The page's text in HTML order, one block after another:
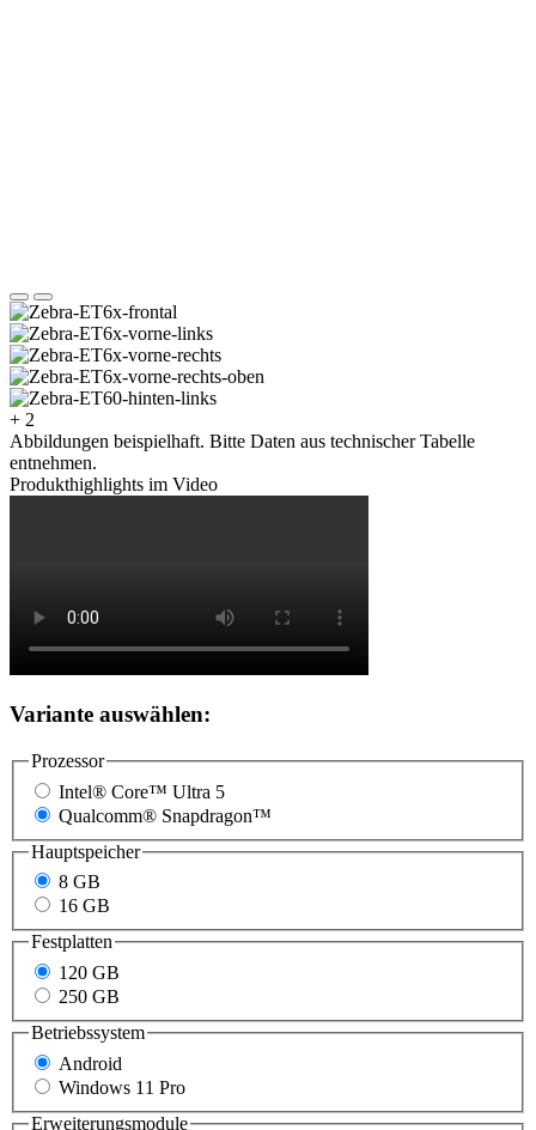
+ 2
Abbildungen beispielhaft. Bitte Daten aus technischer Tabelle
entnehmen.
Produkthighlights im Video
Variante auswählen:
Prozessor
Intel® Core™ Ultra 5
Qualcomm® Snapdragon™
Hauptspeicher
8 GB
16 GB
Festplatten
120 GB
250 GB
Betriebssystem
Android
Windows 11 Pro
Erweiterungsmodule